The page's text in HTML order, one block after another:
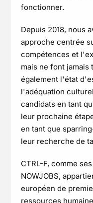
fonctionner.
Depuis 2018, nous
approche centrée
compétences et
mais ne font jamais
également l'état
l'adéquation
candidats en tant
leur prochaine
en tant que
leur recherche de
CTRL-F, comme
NOWJOBS,
européen de
ressources